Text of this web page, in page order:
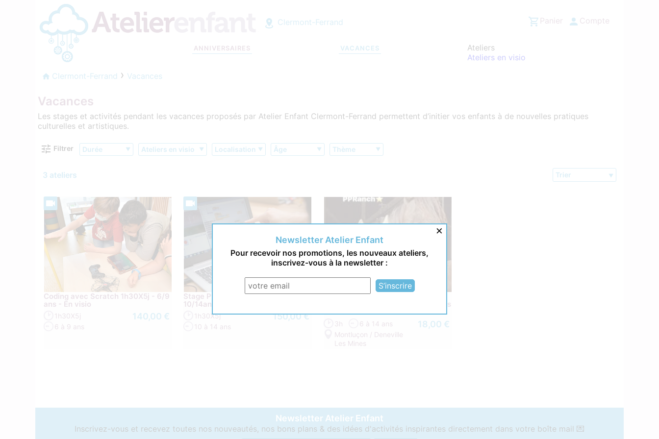
Panier Compte
Clermont-Ferrand
ANNIVERSAIRES VACANCES
Ateliers
Ateliers en visio
Clermont-Ferrand
Vacances
Vacances
Les stages et activités pendant les vacances proposés par Atelier Enfant Clermont-Ferrand permettent d’initier vos enfants à de nouvelles pratiques
culturelles et artistiques.
Filtrer Durée Ateliers en visio Localisation Âge Thème
3 ateliers Trier
Coding avec Scratch 1h30X5j - 6/9
ans - En visio
1h30X5j
6 à 9 ans
140,00 €
Stage Python Minecraft 1h30X5j -
10/14ans - En visio
1h30X5j
10 à 14 ans
150,00 €
Stage je découvre les animaux du
Ranch - 6/14 ans - 03 Deneuille Les
Mines
3h
6 à 14 ans
Montluçon / Deneville
Les Mines
18,00 €
Newsletter Atelier Enfant
Inscrivez-vous et recevez toutes nos nouveautés, nos bons plans & des idées d'activités inspirantes directement dans votre boîte mail 💌
Newsletter Atelier Enfant
Pour recevoir nos promotions, les nouveaux ateliers,
inscrivez-vous à la newsletter :
×